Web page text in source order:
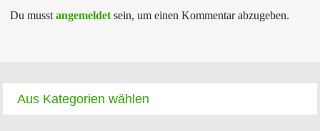
Du musst angemeldet sein, um einen Kommentar abzugeben.
Aus Kategorien wählen